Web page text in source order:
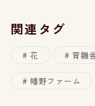
関連タグ
花 育雛
幡野ファーム